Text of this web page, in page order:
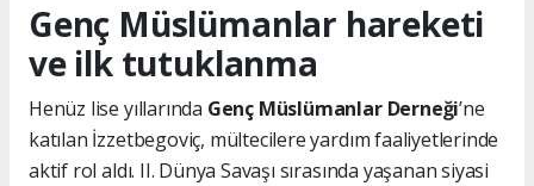
Genç Müslümanlar hareketi
ve ilk tutuklanma
Henüz lise yıllarında Genç Müslümanlar Derneği’ne
katılan İzzetbegoviç, mültecilere yardım faaliyetlerinde
aktif rol aldı. II. Dünya Savaşı sırasında yaşanan siyasi